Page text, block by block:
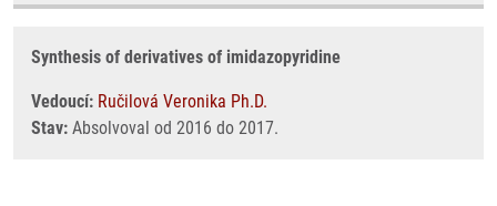
Synthesis of derivatives of imidazopyridine
Vedoucí: Ručilová Veronika Ph.D.
Stav: Absolvoval od 2016 do 2017.